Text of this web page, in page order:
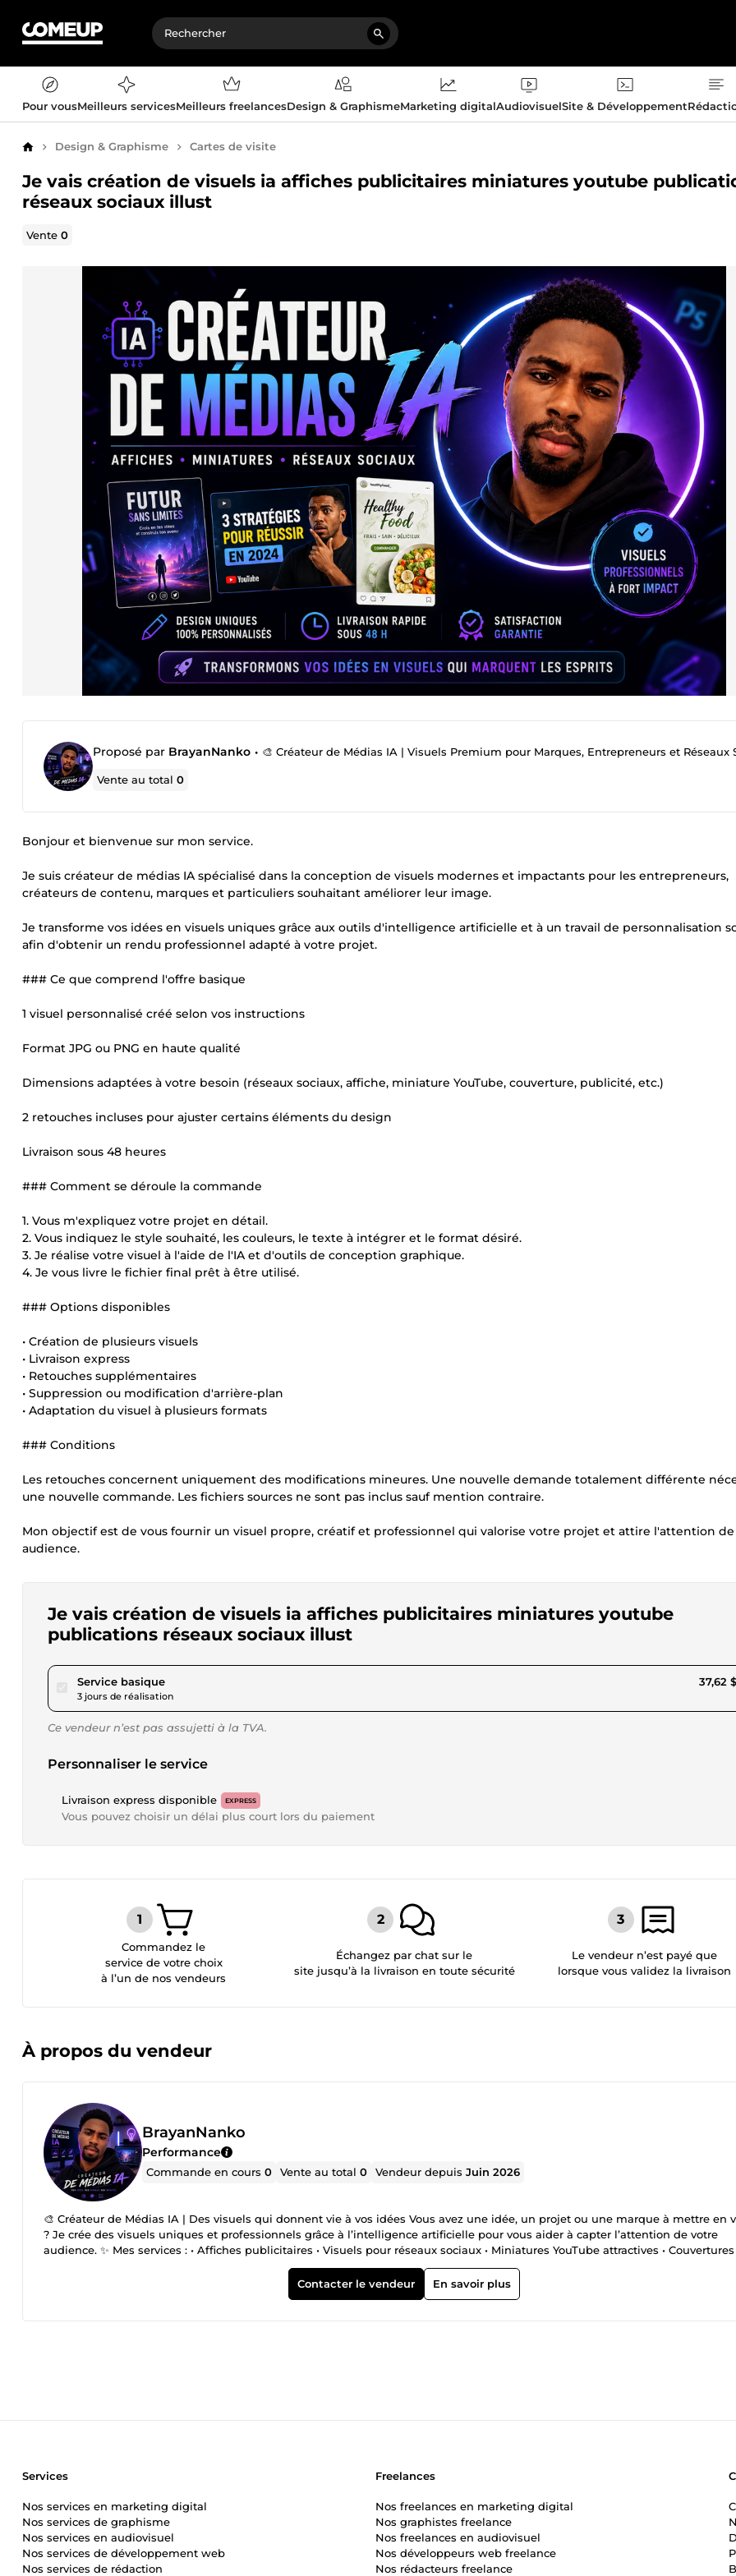
Pour vousMeilleurs servicesMeilleurs freelancesDesign & GraphismeMarketing digitalAudiovisuelSite & Développement
AccueilDesign & Graphisme Cartes de visite
Je vais création de visuels ia affiches publicitaires miniatures youtube
réseaux sociaux illust
Vente0
Proposé par BrayanNanko • 🎨 Créateur de Médias IA | Visuels Premium pour Marques, Entrepreneurs et Réseaux
Vente au total0
Bonjour et bienvenue sur mon service.
Je suis créateur de médias IA spécialisé dans la conception de visuels modernes et impactants pour les entrepreneurs,
créateurs de contenu, marques et particuliers souhaitant améliorer leur image.
Je transforme vos idées en visuels uniques grâce aux outils d'intelligence artificielle et à un travail de personnalisation
afin d'obtenir un rendu professionnel adapté à votre projet.
### Ce que comprend l'offre basique
1 visuel personnalisé créé selon vos instructions
Format JPG ou PNG en haute qualité
Dimensions adaptées à votre besoin (réseaux sociaux, affiche, miniature YouTube, couverture, publicité, etc.)
2 retouches incluses pour ajuster certains éléments du design
Livraison sous 48 heures
### Comment se déroule la commande
1. Vous m'expliquez votre projet en détail.
2. Vous indiquez le style souhaité, les couleurs, le texte à intégrer et le format désiré.
3. Je réalise votre visuel à l'aide de l'IA et d'outils de conception graphique.
4. Je vous livre le fichier final prêt à être utilisé.
### Options disponibles
• Création de plusieurs visuels
• Livraison express
• Retouches supplémentaires
• Suppression ou modification d'arrière-plan
• Adaptation du visuel à plusieurs formats
### Conditions
Les retouches concernent uniquement des modifications mineures. Une nouvelle demande totalement différente
une nouvelle commande. Les fichiers sources ne sont pas inclus sauf mention contraire.
Mon objectif est de vous fournir un visuel propre, créatif et professionnel qui valorise votre projet et attire l'attention
audience.
Je vais création de visuels ia affiches publicitaires miniatures youtube
publications réseaux sociaux illust
Service basiquepour 34,68 $US
3 jours de réalisation
37,62
Ce vendeur n’est pas assujetti à la TVA.
Personnaliser le service
Livraison express disponible EXPRESS
Vous pouvez choisir un délai plus court lors du paiement
Commandez le
service de votre choix
à l’un de nos vendeurs
Échangez par chat sur le
site jusqu’à la livraison en toute sécurité
Le vendeur n’est payé que
lorsque vous validez la livraison
À propos du vendeur
BrayanNanko
Performance
Commande en cours0 Vente au total0 Vendeur depuisJuin 2026
🎨 Créateur de Médias IA | Des visuels qui donnent vie à vos idées Vous avez une idée, un projet ou une marque à mettre en
? Je crée des visuels uniques et professionnels grâce à l’intelligence artificielle pour vous aider à capter l’attention de votre
audience. ✨ Mes services : • Affiches publicitaires • Visuels pour réseaux sociaux • Miniatures YouTube attractives • Couvertures
books et livres • Illustrations personnalisées • Concepts créatifs et personnages IA ✅ Design moderne et impactant ✅ Travail
et adapté à vos besoins ✅ Communication rapide et professionnelle ✅ Satisfaction du client au cœur de chaque projet
Transformons ensemble vos idées en visuels mémorables qui marquent les esprits et valorisent votre activité.
Contacter le vendeur En savoir plus
Services
Nos services en marketing digital
Nos services de graphisme
Nos services en audiovisuel
Nos services de développement web
Nos services de rédaction
Freelances
Nos freelances en marketing digital
Nos graphistes freelance
Nos freelances en audiovisuel
Nos développeurs web freelance
Nos rédacteurs freelance